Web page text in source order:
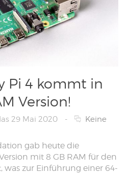
Pi 4 kommt in
Version!
29 Mai 2020 -
Keine
gab heute die
mit 8 GB RAM für den
was zur Einführung einer 64-